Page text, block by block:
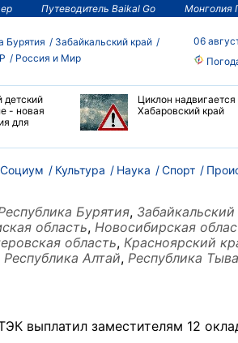
Путеводитель Baikal Go Монголия
Бурятия Забайкальский край
Россия и Мир
06
детский
- новая
для
Циклон надвигается
Хабаровский край
Социум Культура Наука Спорт
Бурятия,
область, Новосибирская
область, Красноярский
Республика Алтай, Республика Тыва
выплатил заместителям 12